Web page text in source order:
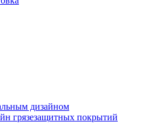
дизайном
грязезащитных покрытий